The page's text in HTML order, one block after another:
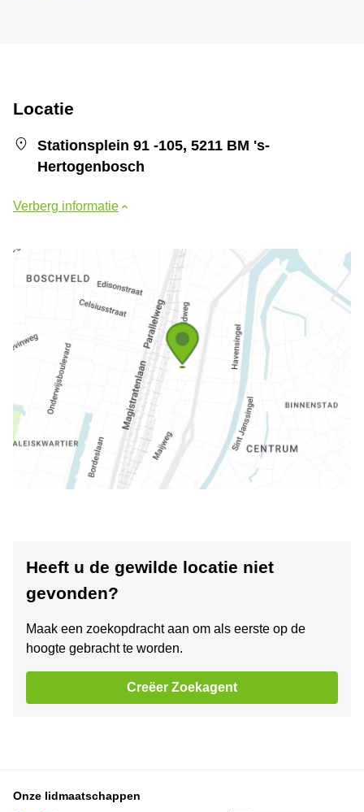
Locatie
Stationsplein 91 -105, 5211 BM 's-
Hertogenbosch
Verberg informatie
Heeft u de gewilde locatie niet
gevonden?
Maak een zoekopdracht aan om als eerste op de
hoogte gebracht te worden.
Creëer Zoekagent
Onze lidmaatschappen